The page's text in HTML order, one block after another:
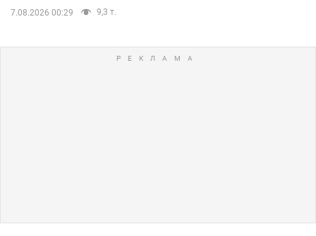
7.08.2026 00:29 9,3 т.